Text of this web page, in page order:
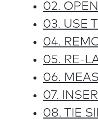
02.
03. USE
04.
05. RE-
06.
07.
08. TIE